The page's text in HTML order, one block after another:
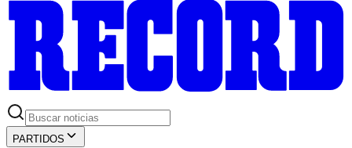
PARTIDOS